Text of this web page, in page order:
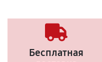
Бесплатная